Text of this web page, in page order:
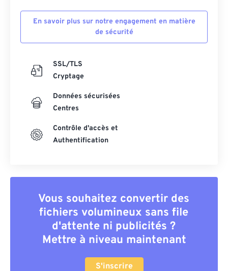
En savoir plus sur notre engagement en matière
de sécurité
SSL/TLS
Cryptage
Données sécurisées
Centres
Contrôle d'accès et
Authentification
Vous souhaitez convertir des
fichiers volumineux sans file
d'attente ni publicités ?
Mettre à niveau maintenant
S'inscrire